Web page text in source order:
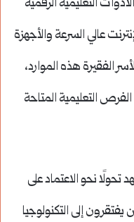
التعليمية الرقمية
عالي السرعة والأجهزة
الفقيرة هذه الموارد،
التعليمية المتاحة
نحو الاعتماد على
يفتقرون إلى التكنولوجيا